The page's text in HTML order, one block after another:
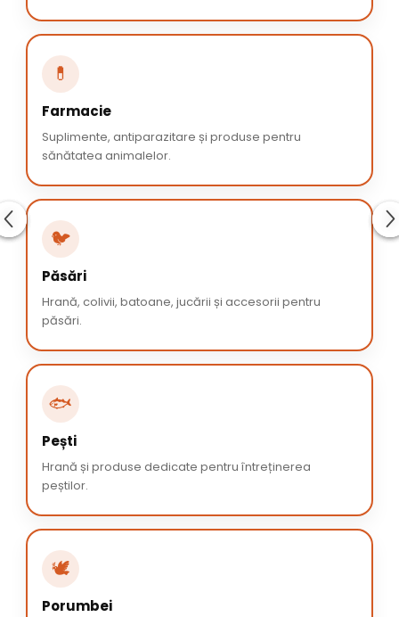
💊
Farmacie
Suplimente, antiparazitare și produse pentru
sănătatea animalelor.
🐦
Păsări
Hrană, colivii, batoane, jucării și accesorii pentru
păsări.
🐟
Pești
Hrană și produse dedicate pentru întreținerea
peștilor.
🕊️
Porumbei